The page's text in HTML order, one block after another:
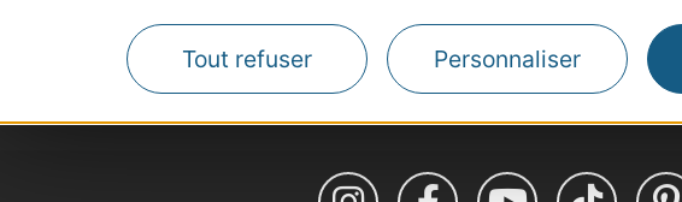
Tout refuser Personnaliser
Voyagistes
Destination